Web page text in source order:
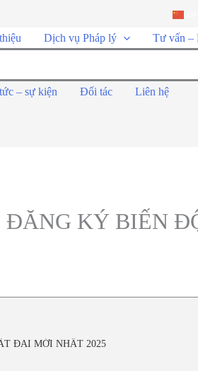
Dịch vụ Pháp lý Tư vấn –
– sự kiện Đối tác Liên hệ
ĐĂNG KÝ BIẾN
ĐAI MỚI NHẤT 2025